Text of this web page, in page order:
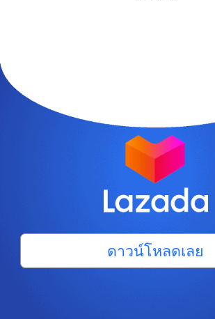
ดาวน์โหลดเลย